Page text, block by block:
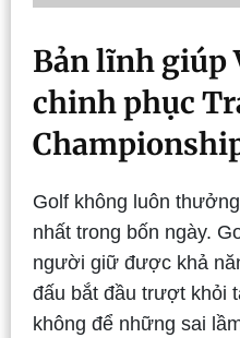
Bản lĩnh giúp
chinh phục
Golf không luôn
nhất trong bốn ngày.
người giữ được khả
đấu bắt đầu trượt khỏi
không để những sai